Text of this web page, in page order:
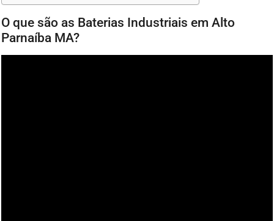
O que são as Baterias Industriais em Alto
Parnaíba MA?